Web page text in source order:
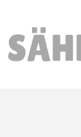
Päävalikko